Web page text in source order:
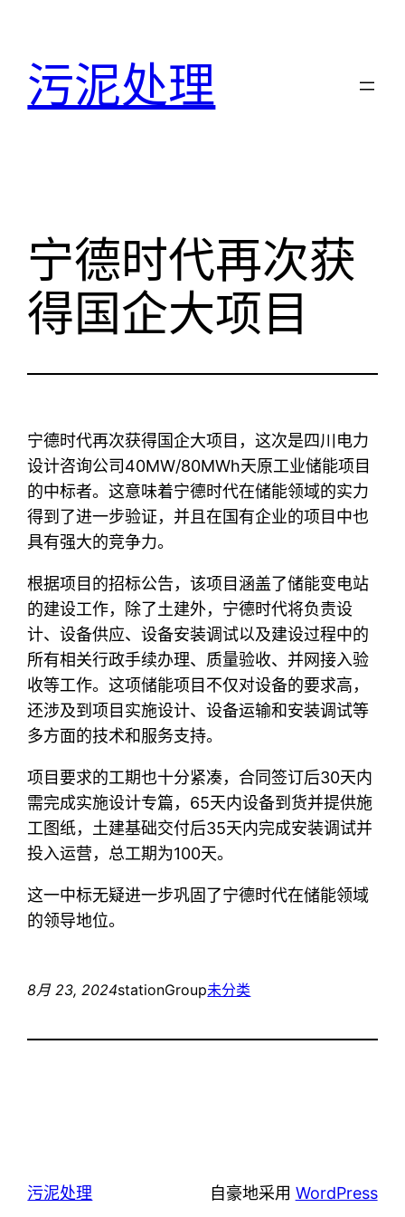
污泥处理
宁德时代再次获
得国企大项目
宁德时代再次获得国企大项目，这次是四川电力
设计咨询公司40MW/80MWh天原工业储能项目
的中标者。这意味着宁德时代在储能领域的实力
得到了进一步验证，并且在国有企业的项目中也
具有强大的竞争力。
根据项目的招标公告，该项目涵盖了储能变电站
的建设工作，除了土建外，宁德时代将负责设
计、设备供应、设备安装调试以及建设过程中的
所有相关行政手续办理、质量验收、并网接入验
收等工作。这项储能项目不仅对设备的要求高，
还涉及到项目实施设计、设备运输和安装调试等
多方面的技术和服务支持。
项目要求的工期也十分紧凑，合同签订后30天内
需完成实施设计专篇，65天内设备到货并提供施
工图纸，土建基础交付后35天内完成安装调试并
投入运营，总工期为100天。
这一中标无疑进一步巩固了宁德时代在储能领域
的领导地位。
8月 23, 2024stationGroup未分类
污泥处理 自豪地采用 WordPress